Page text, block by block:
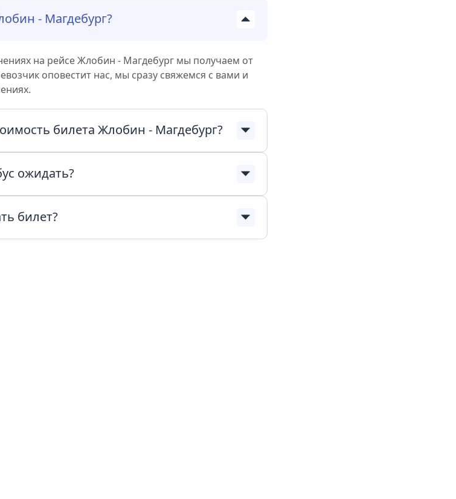
- Магдебург?
на рейсе Жлобин - Магдебург мы получаем от
оповестит нас, мы сразу свяжемся с вами и
билета Жлобин - Магдебург?
с комфортом и по честным ценам! Всё
и узнайте точную стоимость билета прямо
ожидать?
у перевозчика, позвонив по телефонам,
- Магдебург или обратившись в службу
билет?